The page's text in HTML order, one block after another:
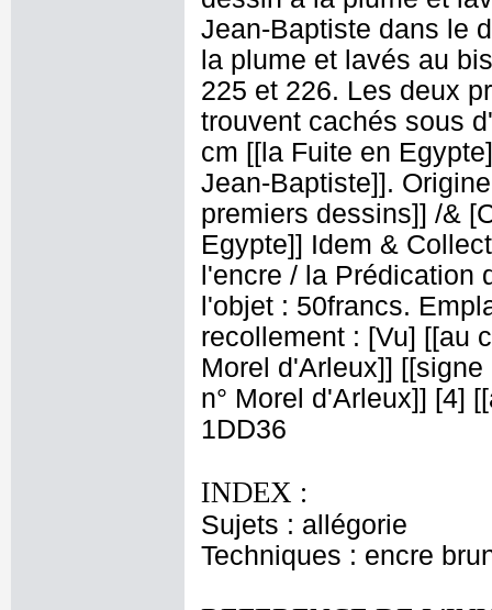
Jean-Baptiste dans le
la plume et lavés au
225 et 226. Les deux
trouvent cachés sous
cm [[la Fuite en
Jean-Baptiste]].
premiers dessins]] /&
Egypte]] Idem &
l'encre / la Prédication
l'objet : 50francs.
recollement : [Vu] [[au
Morel d'Arleux]]
n° Morel d'Arleux]] [4]
1DD36
INDEX :
Sujets : allégorie
Techniques : encre